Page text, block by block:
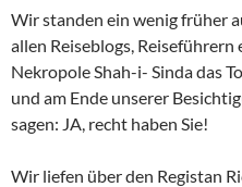
Wir standen ein wenig früher
allen Reiseblogs, Reiseführern
Nekropole Shah-i- Sinda das
und am Ende unserer
sagen: JA, recht haben Sie!
Wir liefen über den Registan